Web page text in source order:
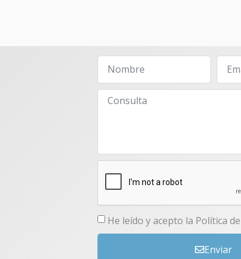
He leído y acepto la Política
Enviar